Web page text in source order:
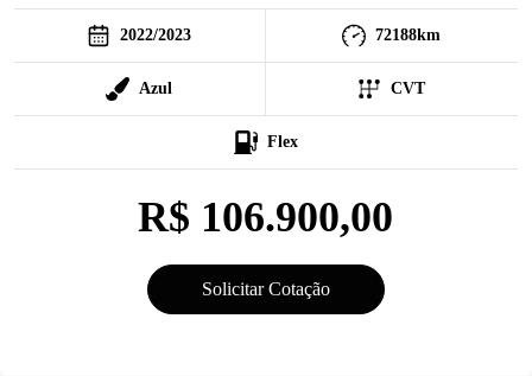
2022/2023 72188km
Azul CVT
Flex
R$ 106.900,00
Solicitar Cotação